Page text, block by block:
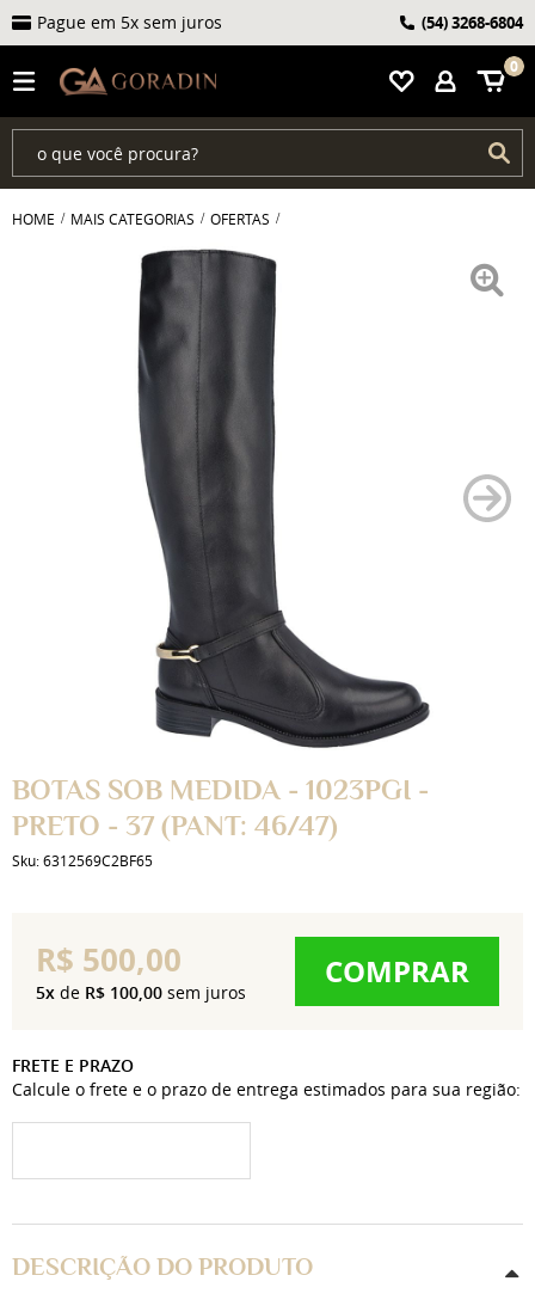
0
Pague em 5x sem juros (54)3268-6804
HOME MAIS CATEGORIAS OFERTAS
BOTAS SOB MEDIDA - 1023PGI -
PRETO - 37 (PANT: 46/47)
Sku:6312569C2BF65
R$ 500,00
5x de R$ 100,00 sem juros COMPRAR
FRETE E PRAZO
Calcule o frete e o prazo de entrega estimados para sua região:
DESCRIÇÃO DO PRODUTO